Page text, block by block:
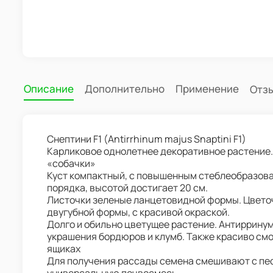
Описание Дополнительно Применение
Снептини F1 (Antirrhinum majus Snaptini F1)
Карликовое однолетнее декоративное
«собачки»
Куст компактный, с повышенным
порядка, высотой достигает 20 см.
Листочки зеленые ланцетовидной формы.
двугубной формы, с красивой окраской.
Долго и обильно цветущее растение.
украшения бордюров и клумб. Также красиво
ящиках
Для получения рассады семена смешивают с